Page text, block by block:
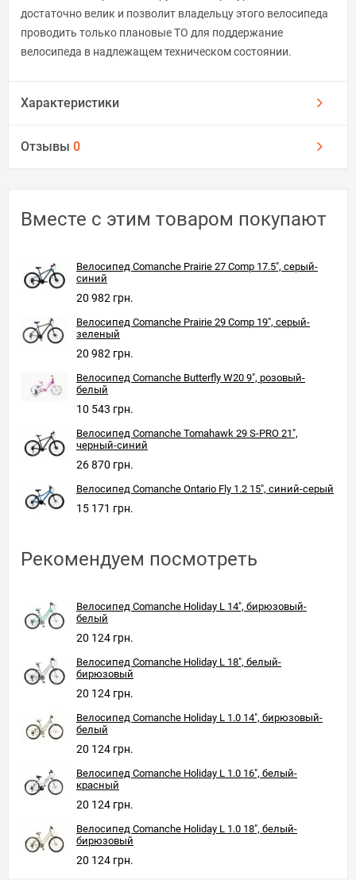
достаточно велик и позволит владельцу этого велосипеда
проводить только плановые ТО для поддержание
велосипеда в надлежащем техническом состоянии.
Характеристики
Отзывы 0
Вместе с этим товаром покупают
Велосипед Comanche Prairie 27 Comp 17.5", серый-
синий
20 982 грн.
Велосипед Comanche Prairie 29 Comp 19", серый-
зеленый
20 982 грн.
Велосипед Comanche Butterfly W20 9", розовый-
белый
10 543 грн.
Велосипед Comanche Tomahawk 29 S-PRO 21",
черный-синий
26 870 грн.
Велосипед Comanche Ontario Fly 1.2 15", синий-серый
15 171 грн.
Рекомендуем посмотреть
Велосипед Comanche Holiday L 14", бирюзовый-
белый
20 124 грн.
Велосипед Comanche Holiday L 18", белый-
бирюзовый
20 124 грн.
Велосипед Comanche Holiday L 1.0 14", бирюзовый-
белый
20 124 грн.
Велосипед Comanche Holiday L 1.0 16", белый-
красный
20 124 грн.
Велосипед Comanche Holiday L 1.0 18", белый-
бирюзовый
20 124 грн.